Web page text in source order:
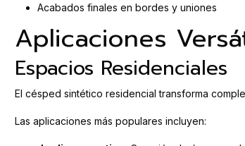
Acabados finales en bordes y uniones
Aplicaciones
Espacios Residenciales
El césped sintético residencial transforma
Las aplicaciones más populares incluyen: